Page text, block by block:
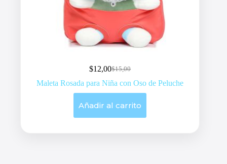
$15,00
Original
price
was:
$12,00Current
price
is:
Maleta Rosada para Niña con Oso de Peluche
Añadir al carrito